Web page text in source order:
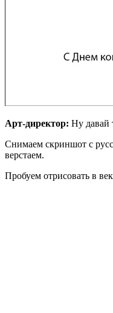
Арт-директор: Ну давай
Снимаем скриншот с
верстаем.
Пробуем отрисовать в